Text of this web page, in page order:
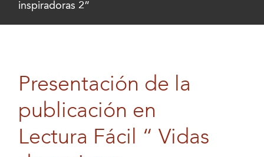
inspiradoras 2”
Presentación de la
publicación en
Lectura Fácil “ Vidas